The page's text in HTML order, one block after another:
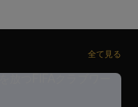
全て見る